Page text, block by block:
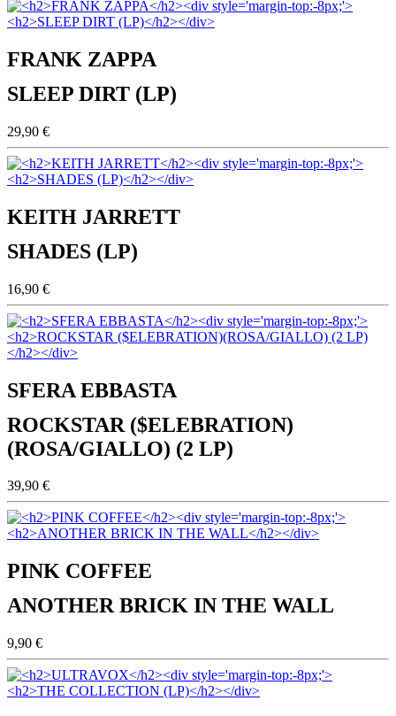
FRANK ZAPPA
SLEEP DIRT (LP)
29,90 €
KEITH JARRETT
SHADES (LP)
16,90 €
SFERA EBBASTA
ROCKSTAR ($ELEBRATION)
(ROSA/GIALLO) (2 LP)
39,90 €
PINK COFFEE
ANOTHER BRICK IN THE WALL
9,90 €